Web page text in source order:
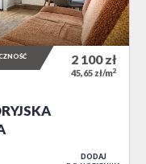
2 100zł
45,65 zł/m2
DODAJ